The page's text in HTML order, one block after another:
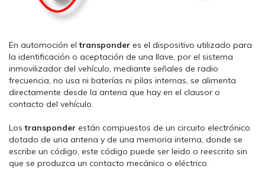
En automoción eltransponder es el dispositivo utilizado para
la identificación o aceptación de una llave, por el sistema
inmovilizador del vehículo, mediante señales de radio
frecuencia, no usa ni baterías ni pilas internas, se alimenta
directamente desde la antena que hay en el clausor o
contacto del vehículo.
Lostransponder están compuestos de un circuito electrónico
dotado de una antena y de una memoria interna, donde se
escribe un código, este código puede ser leido o reescrito sin
que se produzca un contacto mecánico o eléctrico.